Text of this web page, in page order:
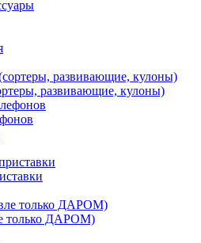
развивающие, кулоны)
только ДАРОМ)